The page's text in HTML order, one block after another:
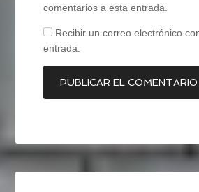
comentarios a esta entrada.
Recibir un correo electrónico
entrada.